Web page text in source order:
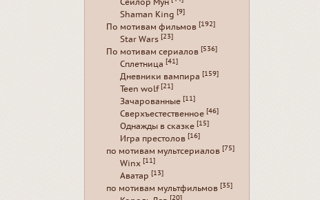
Сейлор Мун
Shaman King [9]
По мотивам фильмов [192]
Star Wars [23]
По мотивам сериалов [536]
Сплетница [41]
Дневники вампира [159]
Teen wolf [21]
Зачарованные [11]
Сверхъестественное [46]
Однажды в сказке [15]
Игра престолов [16]
по мотивам мультсериалов [75]
Winx [11]
Аватар [13]
по мотивам мультфильмов [35]
[20]